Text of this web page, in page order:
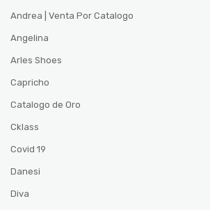
Andrea | Venta Por Catalogo
Angelina
Arles Shoes
Capricho
Catalogo de Oro
Cklass
Covid 19
Danesi
Diva